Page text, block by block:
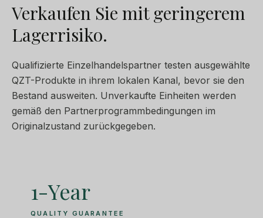
Verkaufen Sie mit geringerem
Lagerrisiko.
Qualifizierte Einzelhandelspartner testen ausgewählte
QZT-Produkte in ihrem lokalen Kanal, bevor sie den
Bestand ausweiten. Unverkaufte Einheiten werden
gemäß den Partnerprogrammbedingungen im
Originalzustand zurückgegeben.
1-Year
QUALITY GUARANTEE